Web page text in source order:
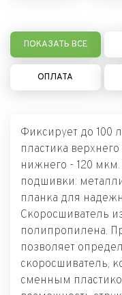
ПОКАЗАТЬ ВСЕ
ОПЛАТА
Фиксирует до 100
пластика
нижнего - 120
подшивки:
планка для
Скоросшиватель
полипропилена.
позволяет
скоросшиватель,
сменным